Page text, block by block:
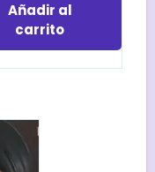
Añadir al
carrito